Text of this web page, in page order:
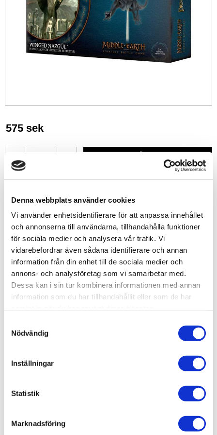
Denna webbplats använder cookies
Vi använder enhetsidentifierare för att anpassa innehållet
och annonserna till användarna, tillhandahålla funktioner
för sociala medier och analysera vår trafik. Vi
vidarebefordrar även sådana identifierare och annan
information från din enhet till de sociala medier och
annons- och analysföretag som vi samarbetar med.
Dessa kan i sin tur kombinera informationen med annan
information som du har tillhandahållit eller som de har
Nödvändig
Inställningar
Statistik
Marknadsföring
575 sek
Artikelnr
GWL30-38
Leveranstid
skickas från oss inom 0-1 vardagar
Allmänt
Omdömen
Produktens betyg Baserat på 0 betyg.